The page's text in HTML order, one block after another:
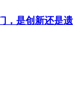
，是创新还是遗